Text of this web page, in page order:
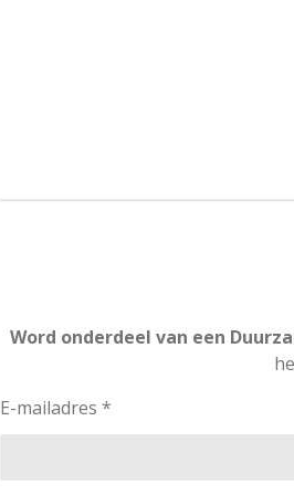
Word onderdeel van een
E-mailadres *